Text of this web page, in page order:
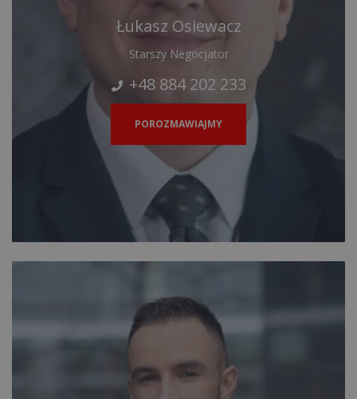
Łukasz Osiewacz
Starszy Negocjator
+48 884 202 233
POROZMAWIAJMY